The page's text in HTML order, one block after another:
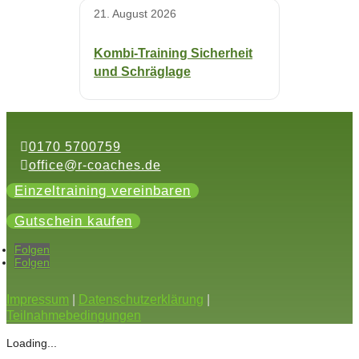
21. August 2026
Kombi-Training Sicherheit
und Schräglage
0170 5700759
office@r-coaches.de
Einzeltraining vereinbaren
Gutschein kaufen
Folgen
Folgen
Impressum Datenschutzerklärung
Teilnahmebedingungen
Loading...